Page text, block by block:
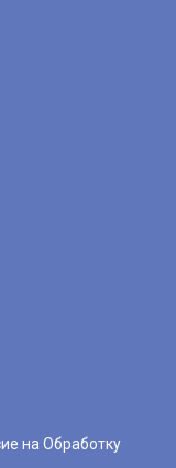
на Обработку